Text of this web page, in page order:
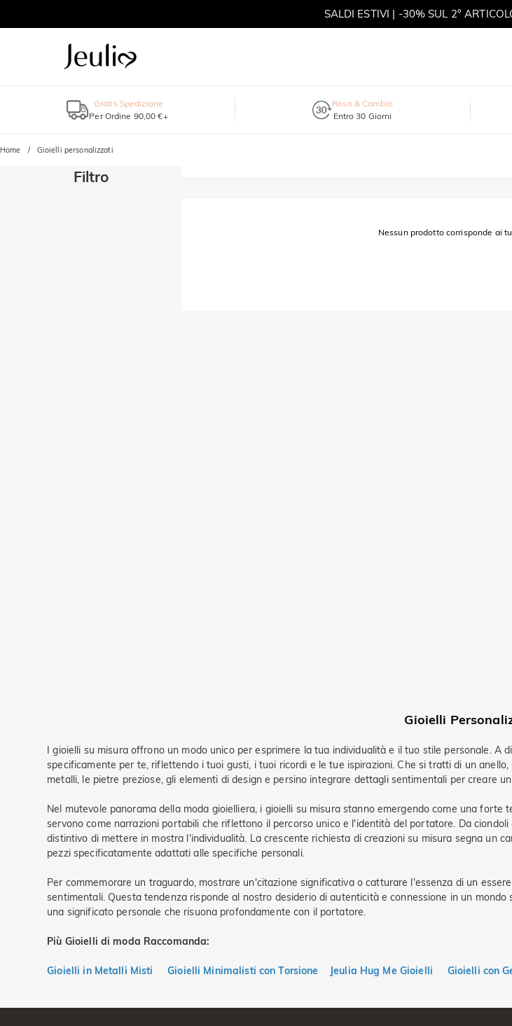
SALDI ESTIVI | -30% SUL 2°
Gratis Spedizione
Per Ordine 90,00 €+
Reso & Cambio
Entro 30 Giorni
Home Gioielli personalizzati
Filtro
Nessun prodotto corrisponde ai
Gioielli
I gioielli su misura offrono un modo unico per esprimere la tua individualità e il tuo stile personale. A
specificamente per te, riflettendo i tuoi gusti, i tuoi ricordi e le tue ispirazioni. Che si tratti di un
metalli, le pietre preziose, gli elementi di design e persino integrare dettagli sentimentali per creare
Nel mutevole panorama della moda gioielliera, i gioielli su misura stanno emergendo come una
servono come narrazioni portabili che riflettono il percorso unico e l'identità del portatore. Da
distintivo di mettere in mostra l'individualità. La crescente richiesta di creazioni su misura segna un
pezzi specificatamente adattati alle specifiche personali.
Per commemorare un traguardo, mostrare un'citazione significativa o catturare l'essenza di un
sentimentali. Questa tendenza risponde al nostro desiderio di autenticità e connessione in un
una significato personale che risuona profondamente con il portatore.
Più Gioielli di moda Raccomanda:
Gioielli in Metalli Misti Gioielli Minimalisti con Torsione Jeulia Hug Me Gioielli Gioielli con